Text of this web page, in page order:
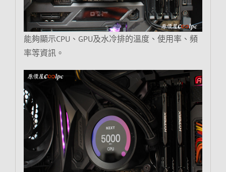
能夠顯示CPU、GPU及水冷排的溫度、使用率、頻
率等資訊。